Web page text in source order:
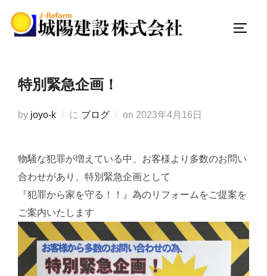
特別緊急企画！
by joyo-k に ブログ on 投
2023年4月16日
物騒な犯罪が増えている中、お客様より多数のお問い
合わせがあり、特別緊急企画として
『犯罪から家を守る！！』為のリフォームをご提案を
ご案内いたします